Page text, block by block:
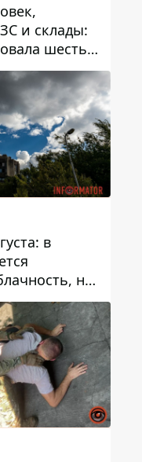
и склады:
шесть
в
но